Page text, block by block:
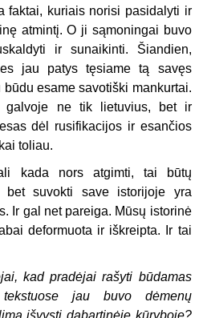
faktai, kuriais norisi pasidalyti ir
atmintį. O ji sąmoningai buvo
ir sunaikinti. Šiandien,
jau patys tęsiame tą savęs
esame savotiški mankurtai.
galvoje ne tik lietuvius, bet ir
dėl rusifikacijos ir esančios
toliau.
kada nors atgimti, tai būtų
bet suvokti save istorijoje yra
Ir gal net pareiga. Mūsų istorinė
deformuota ir iškreipta. Ir tai
kad pradėjai rašyti būdamas
jau buvo dėmenų